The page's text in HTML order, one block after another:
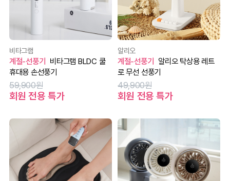
비타그램
계절-선풍기 비타그램 BLDC 쿨
휴대용 손선풍기
59,900원
회원 전용 특가
알리오
계절-선풍기 알리오 탁상용 레트
로 무선 선풍기
49,900원
회원 전용 특가